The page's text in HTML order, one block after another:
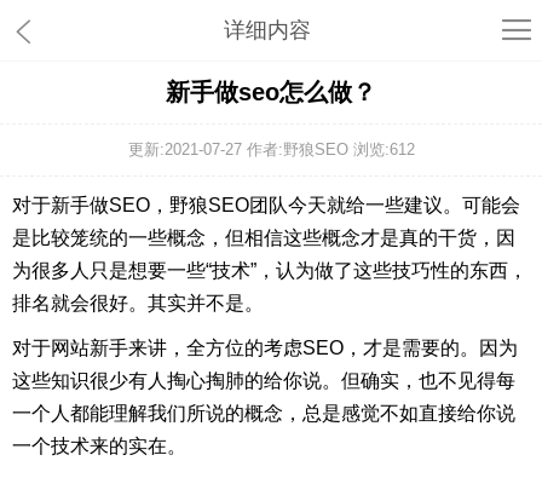
详细内容
新手做seo怎么做？
更新:2021-07-27 作者:野狼SEO 浏览:612
对于新手做SEO，野狼SEO团队今天就给一些建议。可能会
是比较笼统的一些概念，但相信这些概念才是真的干货，因
为很多人只是想要一些“技术”，认为做了这些技巧性的东西，
排名就会很好。其实并不是。
对于网站新手来讲，全方位的考虑SEO，才是需要的。因为
这些知识很少有人掏心掏肺的给你说。但确实，也不见得每
一个人都能理解我们所说的概念，总是感觉不如直接给你说
一个技术来的实在。